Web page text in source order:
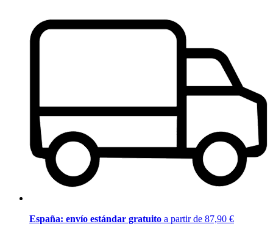
España: envío estándar gratuito a partir de 87,90 €